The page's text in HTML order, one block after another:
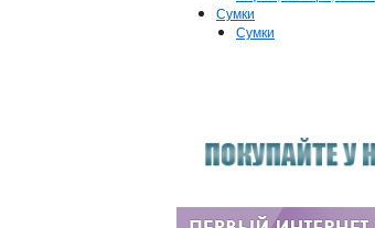
Сумки
Сумки